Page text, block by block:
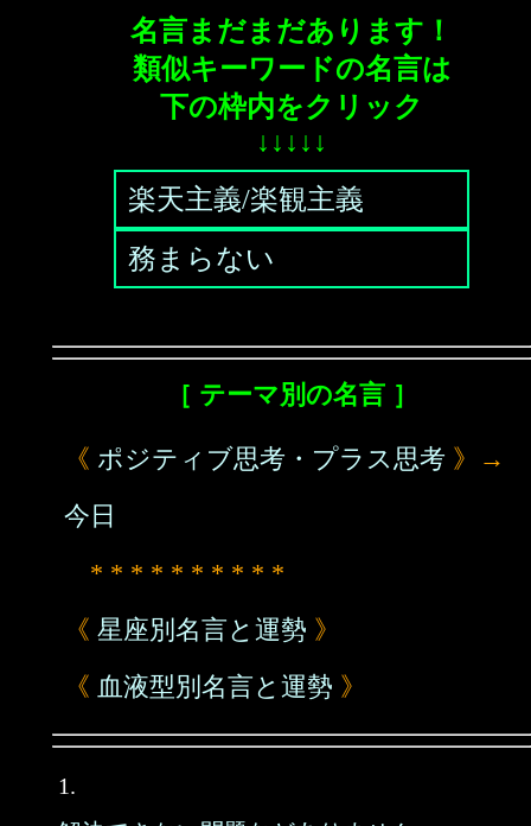
名言まだまだあります！
類似キーワードの名言は
下の枠内をクリック
↓↓↓↓↓
楽天主義/楽観主義
務まらない
［ テーマ別の名言 ］
《 ポジティブ思考・プラス思考 》→
今日
* * * * * * * * * *
《 星座別名言と運勢 》
《 血液型別名言と運勢 》
1.